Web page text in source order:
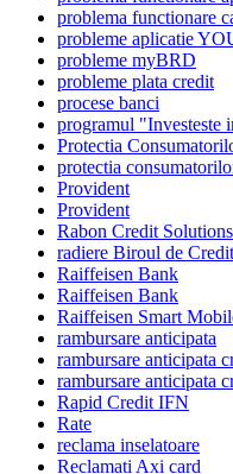
problema functionare
probleme aplicatie
probleme myBRD
probleme plata credit
procese banci
programul "Investeste
Protectia
protectia
Provident
Provident
Rabon Credit Solutions
radiere Biroul de Credit
Raiffeisen Bank
Raiffeisen Bank
Raiffeisen Smart
rambursare anticipata
rambursare anticipata
rambursare anticipata
Rapid Credit IFN
Rate
reclama inselatoare
Reclamati Axi card